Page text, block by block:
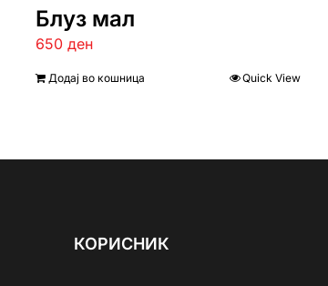
Блуз мал
650 ден
Додај во кошница Quick View
КОРИСНИК